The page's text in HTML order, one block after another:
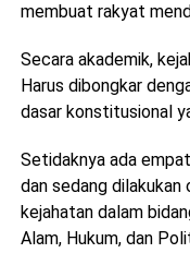
membuat rakyat
Secara akademik,
Harus dibongkar
dasar konstitusional
Setidaknya ada
dan sedang dilakukan
kejahatan dalam
Alam, Hukum, dan